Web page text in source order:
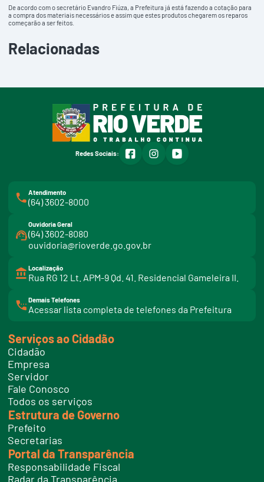
De acordo com o secretário Evandro Fiúza, a Prefeitura já está fazendo a cotação para
a compra dos materiais necessários e assim que estes produtos chegarem os reparos
começarão a ser feitos.
Relacionadas
Redes Sociais: facebookinstagramyoutube
Atendimento
(64) 3602-8000
Ouvidoria Geral
(64) 3602-8080
ouvidoria@rioverde.go.gov.br
Localização
Rua RG 12 Lt. APM-9 Qd. 41. Residencial Gameleira II.
Demais Telefones
Acessar lista completa de telefones da Prefeitura
i
t
e
l
f
o
e
s
Serviços ao Cidadão
Cidadão
Empresa
Servidor
Fale Conosco
Todos os serviços
Estrutura de Governo
Prefeito
Secretarias
Portal da Transparência
Responsabilidade Fiscal
Radar da Transparência